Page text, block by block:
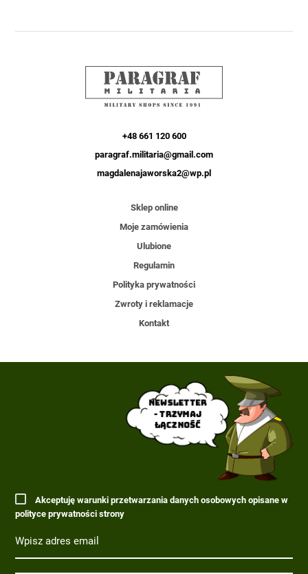
+48 661 120 600
paragraf.militaria@gmail.com
magdalenajaworska2@wp.pl
Sklep online
Moje zamówienia
Ulubione
Regulamin
Polityka prywatności
Zwroty i reklamacje
Kontakt
Akceptuję warunki przetwarzania danych osobowych opisane w
polityce prywatności strony
Newsletter
- trzymaj
łączność